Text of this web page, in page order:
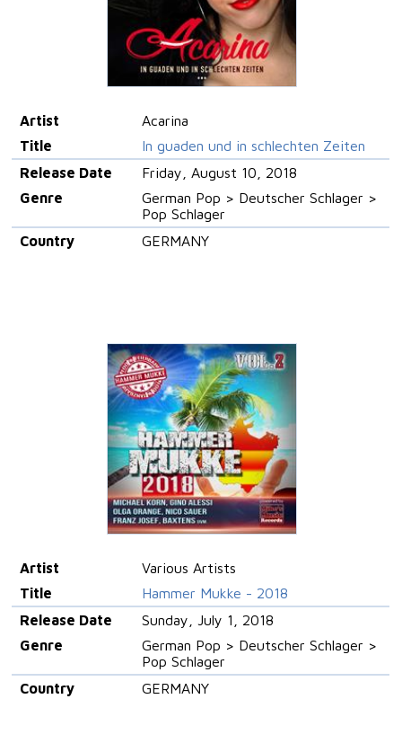
Artist
Acarina
Title
In guaden und in schlechten Zeiten
Release Date
Friday, August 10, 2018
Genre
German Pop > Deutscher Schlager >
Pop Schlager
Country
GERMANY
Artist
Various Artists
Title
Hammer Mukke - 2018
Release Date
Sunday, July 1, 2018
Genre
German Pop > Deutscher Schlager >
Pop Schlager
Country
GERMANY